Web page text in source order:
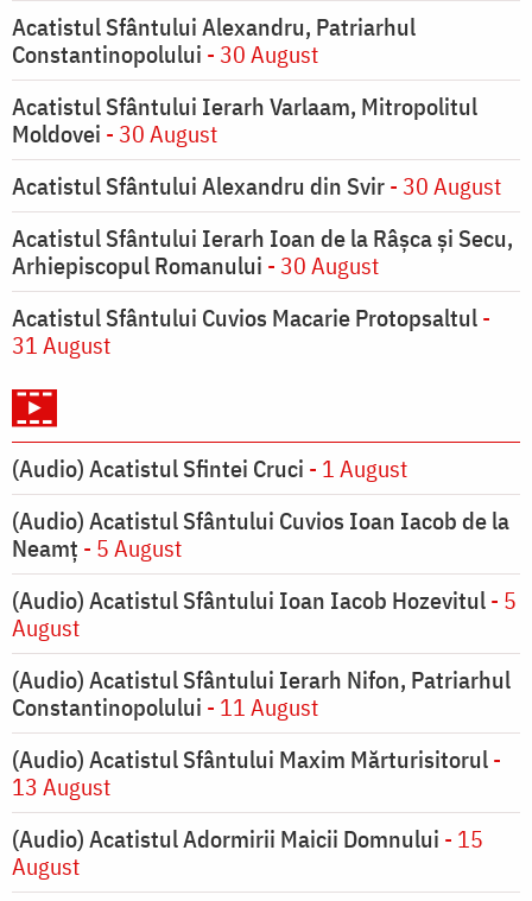
Acatistul Sfântului Alexandru, Patriarhul
Constantinopolului - 30 August
Acatistul Sfântului Ierarh Varlaam, Mitropolitul
Moldovei - 30 August
Acatistul Sfântului Alexandru din Svir- 30 August
Acatistul Sfântului Ierarh Ioan de la Râşca şi Secu,
Arhiepiscopul Romanului - 30 August
Acatistul Sfântului Cuvios Macarie Protopsaltul-
31 August
(Audio) Acatistul Sfintei Cruci - 1 August
(Audio) Acatistul Sfântului Cuvios Ioan Iacob de la
Neamț - 5 August
(Audio) Acatistul Sfântului Ioan Iacob Hozevitul- 5
August
(Audio) Acatistul Sfântului Ierarh Nifon, Patriarhul
Constantinopolului - 11 August
(Audio) Acatistul Sfântului Maxim Mărturisitorul-
13 August
(Audio) Acatistul Adormirii Maicii Domnului - 15
August